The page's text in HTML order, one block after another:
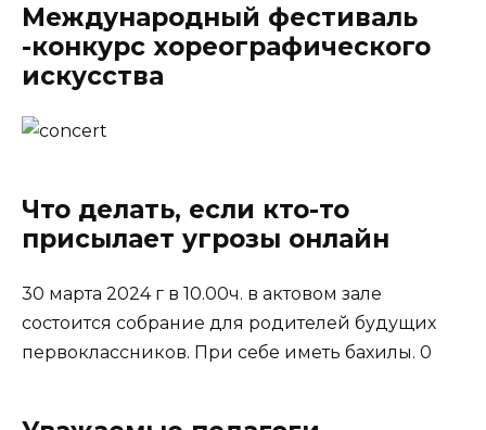
Международный фестиваль
-конкурс хореографического
искусства
Что делать, если кто-то
присылает угрозы онлайн
30 марта 2024 г в 10.00ч. в актовом зале
состоится собрание для родителей будущих
первоклассников. При себе иметь бахилы. 0